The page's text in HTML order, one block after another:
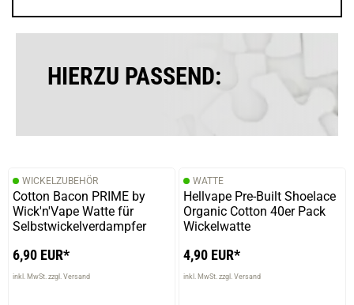
Trustedshops.de
Michaela C.
verifizierter Onlinekauf.
HIERZU PASSEND:
WICKELZUBEHÖR
Cotton Bacon PRIME by
Wick'n'Vape Watte für
Selbstwickelverdampfer
6,90 EUR*
inkl. MwSt. zzgl. Versand
WATTE
Hellvape Pre-Built Shoelace
Organic Cotton 40er Pack
Wickelwatte
4,90 EUR*
inkl. MwSt. zzgl. Versand